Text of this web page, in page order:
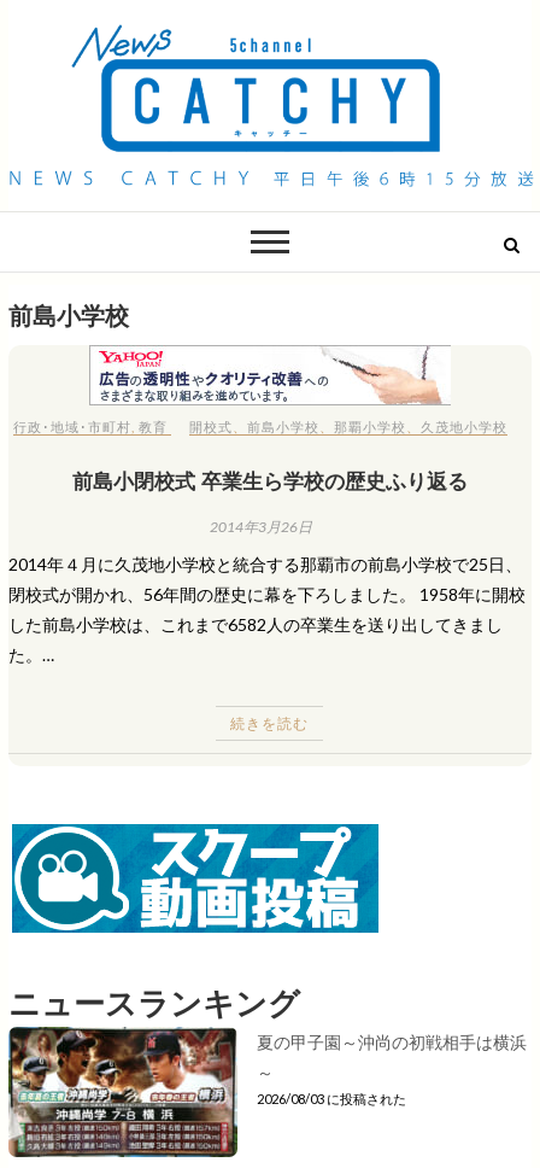
QAB NEWS Headline
前島小学校
行政･地域･市町村 ,教育 開校式 、前島小学校 那覇小学校 久茂地小学校
前島小閉校式 卒業生ら学校の歴史ふり返る
2014年3月26日
2014年４月に久茂地小学校と統合する那覇市の前島小学校で25日、
閉校式が開かれ、56年間の歴史に幕を下ろしました。 1958年に開校
した前島小学校は、これまで6582人の卒業生を送り出してきまし
た。…
続きを読む
ニュースランキング
夏の甲子園～沖尚の初戦相手は横浜
～
2026/08/03 に投稿された